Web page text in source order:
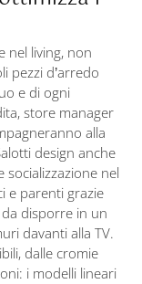
nel living, non
pezzi d’arredo
e di ogni
store manager
alla
design anche
nel
e parenti grazie
disporre in un
davanti alla TV.
dalle cromie
i modelli lineari